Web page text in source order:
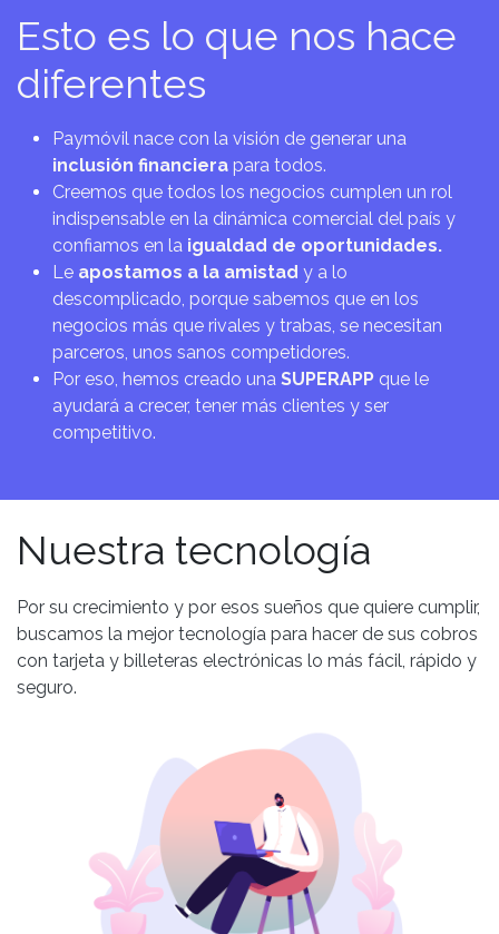
Esto es lo que nos hace
diferentes
Paymóvil nace con la visión de generar una
inclusión financiera para todos.
Creemos que todos los negocios cumplen un rol
indispensable en la dinámica comercial del país y
confiamos en la igualdad de oportunidades.
Le apostamos a la amistad y a lo
descomplicado, porque sabemos que en los
negocios más que rivales y trabas, se necesitan
parceros, unos sanos competidores.
Por eso, hemos creado una SUPERAPP que le
ayudará a crecer, tener más clientes y ser
competitivo.
Nuestra tecnología
Por su crecimiento y por esos sueños que quiere cumplir,
buscamos la mejor tecnología para hacer de sus cobros
con tarjeta y billeteras electrónicas lo más fácil, rápido y
seguro.